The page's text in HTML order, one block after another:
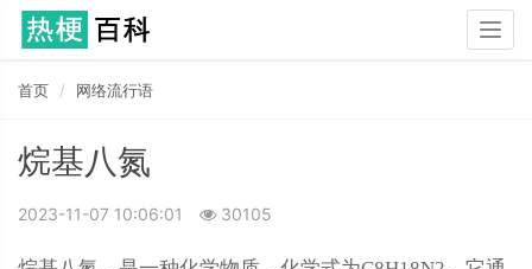
首页 网络流行语
烷基八氮
2023-11-07 10:06:01 30105